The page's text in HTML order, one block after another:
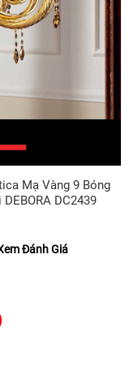
Mạ Vàng 9 Bóng
DC2439
Đánh Giá